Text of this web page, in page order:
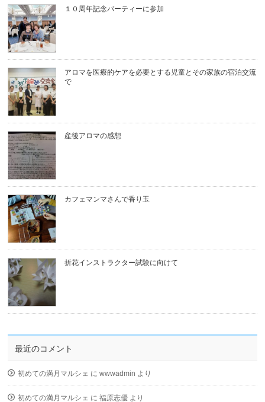
１０周年記念パーティーに参加
アロマを医療的ケアを必要とする児童とその家族の宿泊交流
で
産後アロマの感想
カフェマンマさんで香り玉
折花インストラクター試験に向けて
最近のコメント
初めての満月マルシェ にwwwadmin より
初めての満月マルシェ に福原志優 より